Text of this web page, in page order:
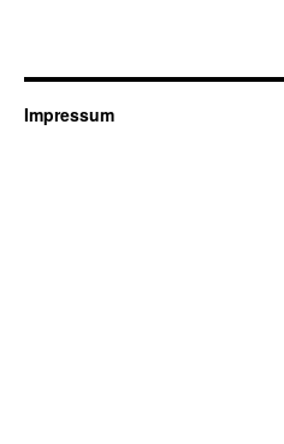
Impressum